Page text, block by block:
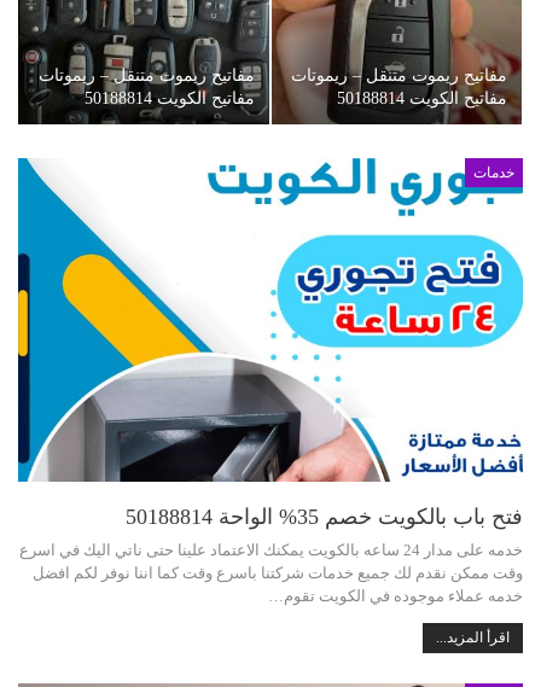
مفاتيح ريموت متنقل – ريموتات
مفاتيح الكويت 50188814
مفاتيح ريموت متنقل – ريموتات
مفاتيح الكويت 50188814
خدمات
فتح باب بالكويت خصم 35% الواحة 50188814
خدمه على مدار 24 ساعه بالكويت يمكنك الاعتماد علينا حتى ناتي اليك في اسرع
وقت ممكن نقدم لك جميع خدمات شركتنا باسرع وقت كما اننا نوفر لكم افضل
خدمه عملاء موجوده في الكويت تقوم…
اقرأ المزيد...